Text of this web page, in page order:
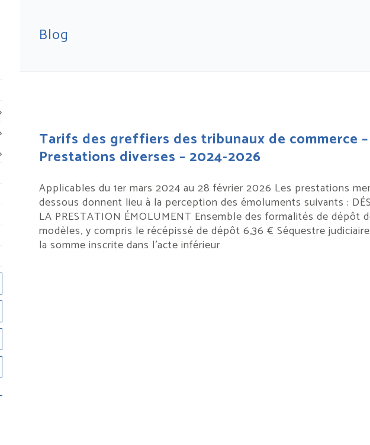
Blog
Tarifs des greffiers des tribunaux de commerce –
Prestations diverses – 2024-2026
Applicables du 1er mars 2024 au 28 février 2026 Les prestations
dessous donnent lieu à la perception des émoluments suivants :
LA PRESTATION ÉMOLUMENT Ensemble des formalités de dépôt
modèles, y compris le récépissé de dépôt 6,36 € Séquestre
la somme inscrite dans l’acte inférieur